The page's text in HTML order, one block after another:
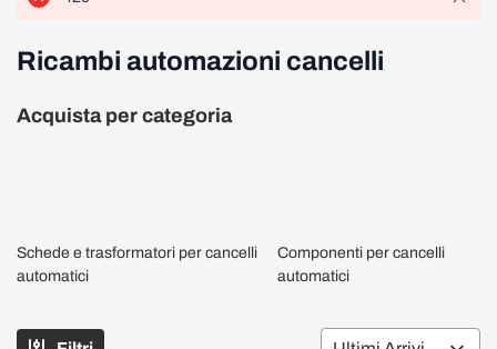
Ricambi automazioni cancelli
Acquista per categoria
Schede e trasformatori per cancelli
automatici
Componenti per cancelli
automatici